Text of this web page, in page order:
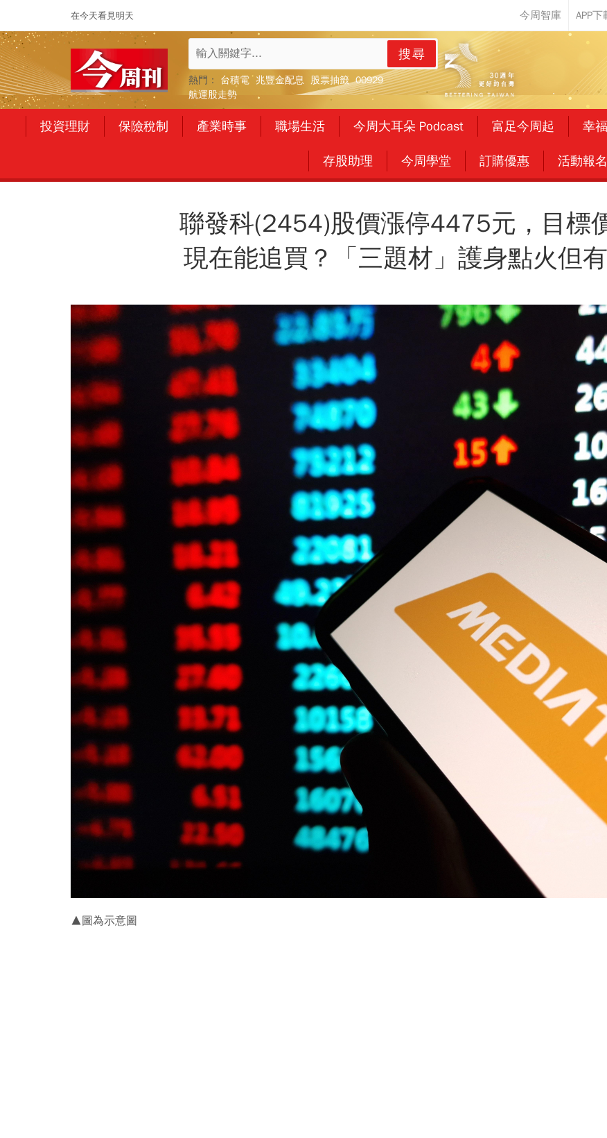
在今天看見明天
搜尋
熱門： 台積電 兆豐金配息 股票抽籤 00929
航運股走勢
投資理財 保險稅制 產業時事 職場生活 今周大耳朵 Podcast 富足今周起 幸
存股助理 今周學堂 訂購優惠 活動報名
聯發科(2454)股價漲停4475元，目標
現在能追買？「三題材」護身點火但
▲圖為示意圖